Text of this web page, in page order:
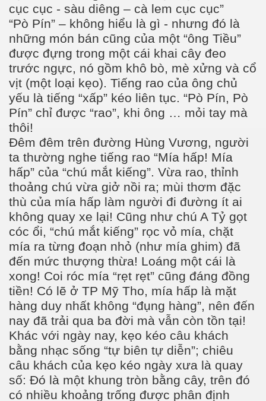
cục cục - sàu diêng – cà lem cục cục”
“Pò Pín” – không hiểu là gì - nhưng đó là
những món bán cũng của một “ông Tiều”
được đựng trong một cái khai cây đeo
trước ngực, nó gồm khô bò, mè xửng và cổ
vịt (một loại kẹo). Tiếng rao của ông chủ
yếu là tiếng “xấp” kéo liên tục. “Pò Pín, Pò
Pín” chỉ được “rao”, khi ông … mỏi tay mà
thôi!
Đêm đêm trên đường Hùng Vương, người
ta thường nghe tiếng rao “Mía hấp! Mía
hấp” của “chú mắt kiếng”. Vừa rao, thỉnh
thoảng chú vừa giở nồi ra; mùi thơm đặc
thù của mía hấp làm người đi đường ít ai
không quay xe lại! Cũng như chú A Tỷ gọt
cóc ổi, “chú mắt kiếng” rọc vỏ mía, chặt
mía ra từng đoạn nhỏ (như mía ghim) đã
đến mức thượng thừa! Loáng một cái là
xong! Coi róc mía “rẹt rẹt” cũng đáng đồng
tiền! Có lẽ ở TP Mỹ Tho, mía hấp là mặt
hàng duy nhất không “đụng hàng”, nên đến
nay đã trải qua ba đời mà vẫn còn tồn tại!
Khác với ngày nay, kẹo kéo câu khách
bằng nhạc sống “tự biên tự diễn”; chiêu
câu khách của kẹo kéo ngày xưa là quay
số: Đó là một khung tròn bằng cây, trên đó
có nhiều khoảng trống được phân định
NLS